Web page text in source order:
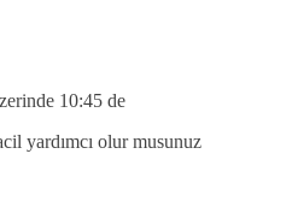
10:45 de
yardımcı olur musunuz